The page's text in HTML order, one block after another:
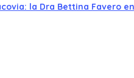
la Dra Bettina Favero